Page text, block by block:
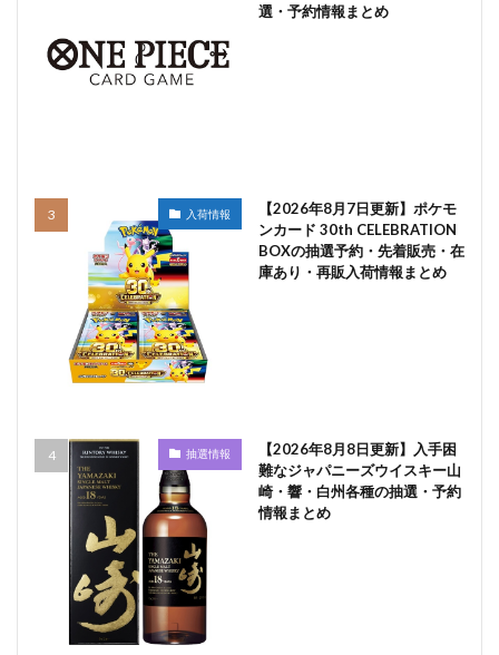
選・予約情報まとめ
入荷情報
【2026年8月7日更新】ポケモ
ンカード 30th CELEBRATION
BOXの抽選予約・先着販売・在
庫あり・再販入荷情報まとめ
抽選情報
【2026年8月8日更新】入手困
難なジャパニーズウイスキー山
崎・響・白州各種の抽選・予約
情報まとめ